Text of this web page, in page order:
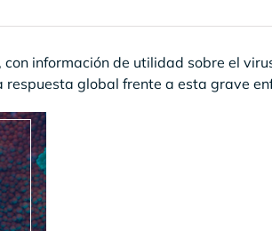
, con información de utilidad sobre el
global frente a esta grave